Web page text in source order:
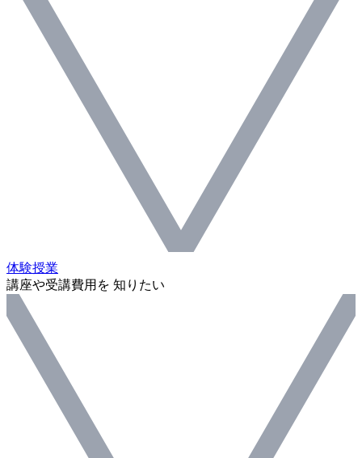
体験授業
講座や受講費用を 知りたい